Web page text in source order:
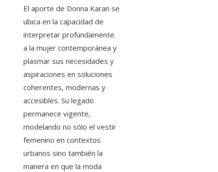
El aporte de Donna Karan se
ubica en la capacidad de
interpretar profundamente
a la mujer contemporánea y
plasmar sus necesidades y
aspiraciones en soluciones
coherentes, modernas y
accesibles. Su legado
permanece vigente,
modelando no sólo el vestir
femenino en contextos
urbanos sino también la
manera en que la moda